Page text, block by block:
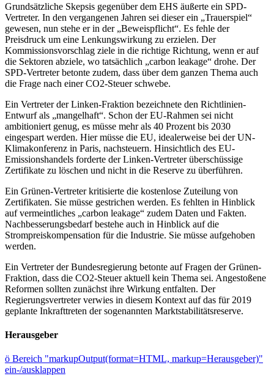
Grundsätzliche Skepsis gegenüber dem EHS äußerte ein SPD-
Vertreter. In den vergangenen Jahren sei dieser ein „Trauerspiel“
gewesen, nun stehe er in der „Beweispflicht“. Es fehle der
Preisdruck um eine Lenkungswirkung zu erzielen. Der
Kommissionsvorschlag ziele in die richtige Richtung, wenn er auf
die Sektoren abziele, wo tatsächlich „carbon leakage“ drohe. Der
SPD-Vertreter betonte zudem, dass über dem ganzen Thema auch
die Frage nach einer CO2-Steuer schwebe.
Ein Vertreter der Linken-Fraktion bezeichnete den Richtlinien-
Entwurf als „mangelhaft“. Schon der EU-Rahmen sei nicht
ambitioniert genug, es müsse mehr als 40 Prozent bis 2030
eingespart werden. Hier müsse die EU, idealerweise bei der UN-
Klimakonferenz in Paris, nachsteuern. Hinsichtlich des EU-
Emissionshandels forderte der Linken-Vertreter überschüssige
Zertifikate zu löschen und nicht in die Reserve zu überführen.
Ein Grünen-Vertreter kritisierte die kostenlose Zuteilung von
Zertifikaten. Sie müsse gestrichen werden. Es fehlten in Hinblick
auf vermeintliches „carbon leakage“ zudem Daten und Fakten.
Nachbesserungsbedarf bestehe auch in Hinblick auf die
Strompreiskompensation für die Industrie. Sie müsse aufgehoben
werden.
Ein Vertreter der Bundesregierung betonte auf Fragen der Grünen-
Fraktion, dass die CO2-Steuer aktuell kein Thema sei. Angestoßene
Reformen sollten zunächst ihre Wirkung entfalten. Der
Regierungsvertreter verwies in diesem Kontext auf das für 2019
geplante Inkrafttreten der sogenannten Marktstabilitätsreserve.
Herausgeber
ö Bereich "markupOutput(format=HTML, markup=Herausgeber)"
ein-/ausklappen